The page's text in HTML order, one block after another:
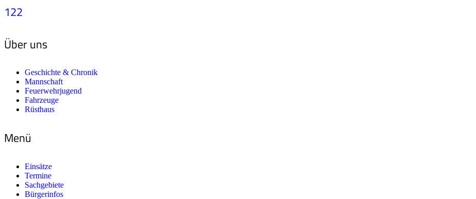
122
Über uns
Geschichte & Chronik
Mannschaft
Feuerwehrjugend
Fahrzeuge
Rüsthaus
Menü
Einsätze
Termine
Sachgebiete
Bürgerinfos